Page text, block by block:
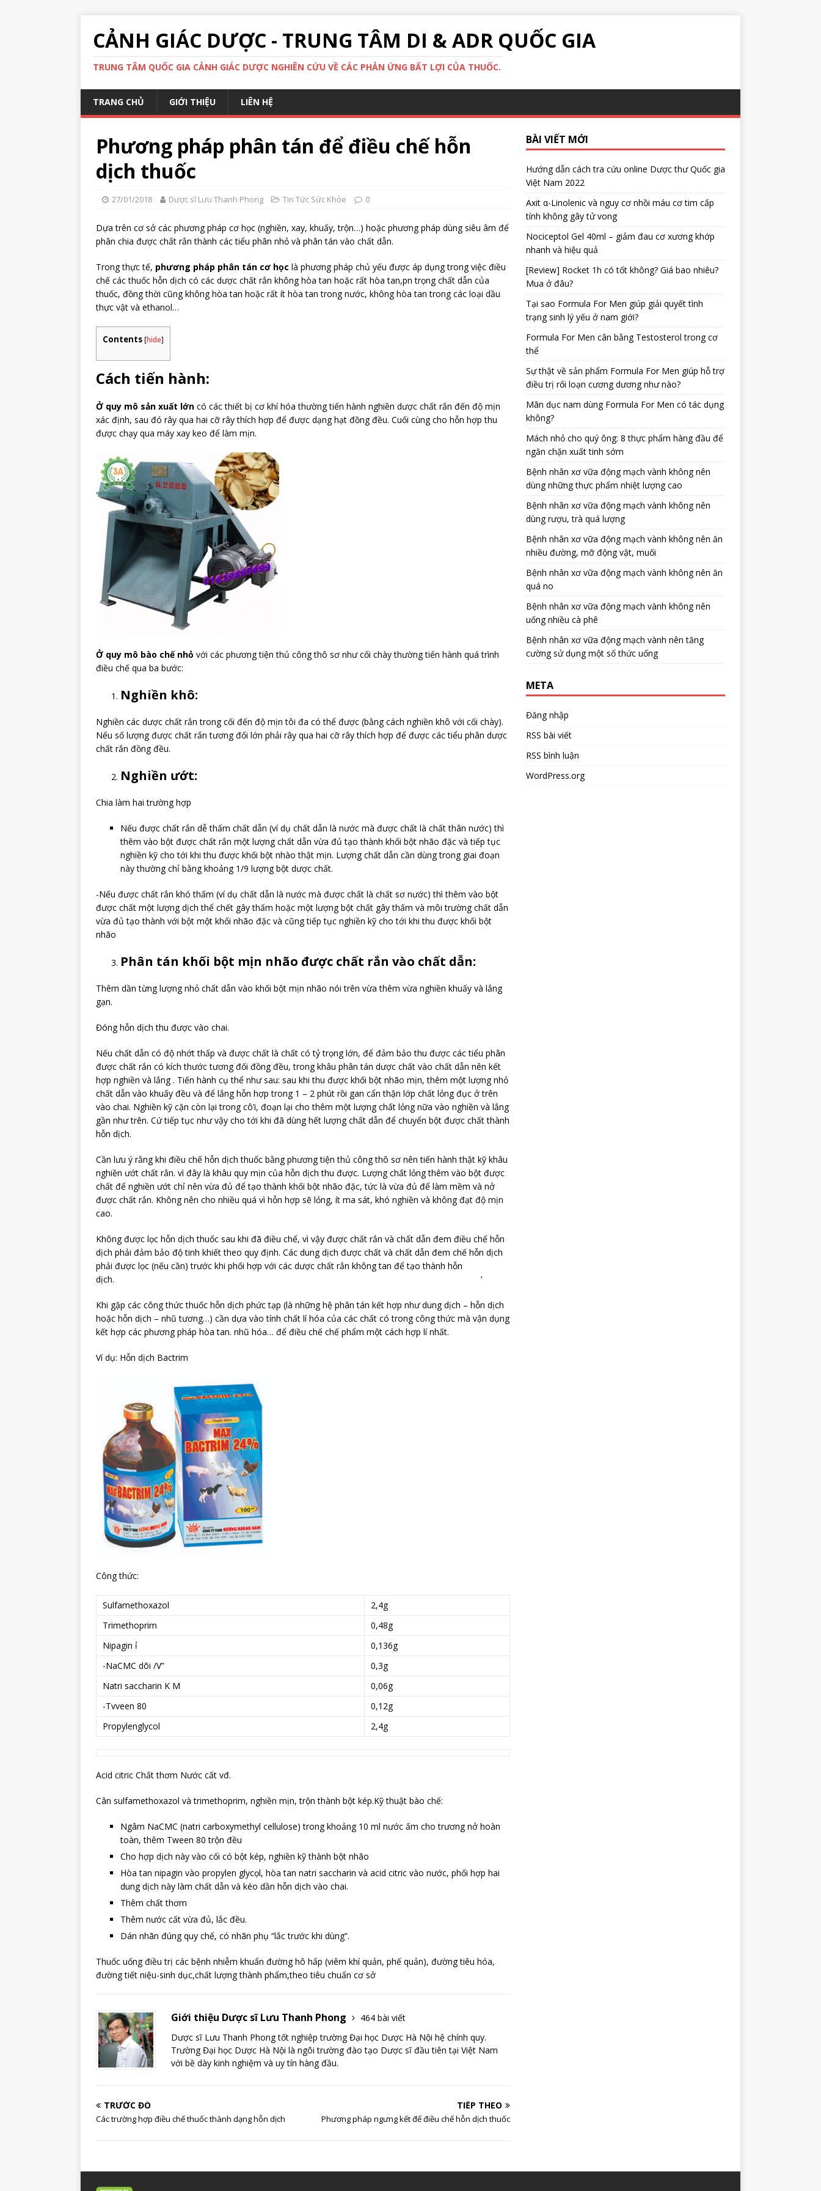
CẢNH GIÁC DƯỢC - TRUNG TÂM DI & ADR QUỐC GIA
TRUNG TÂM QUỐC GIA CẢNH GIÁC DƯỢC NGHIÊN CỨU VỀ CÁC PHẢN ỨNG BẤT LỢI CỦA THUỐC.
TRANG CHỦ GIỚI THIỆU LIÊN HỆ
Phương pháp phân tán để điều chế hỗn
dịch thuốc
27/01/2018 Dược sĩ Lưu Thanh Phong Tin Tức Sức Khỏe 0
Dựa trên cơ sở các phương pháp cơ học (nghiền, xay, khuấy, trộn…) hoặc phương pháp dùng siêu âm để
phân chia được chất rắn thành các tiểu phân nhỏ và phân tán vào chất dẫn.
Trong thực tế, phương pháp phân tán cơ học là phương pháp chủ yếu được áp dụng trong việc điều
chế các thuốc hỗn dịch có các dược chất rắn không hòa tan hoặc rất hòa tan,pn trọng chất dẫn của
thuốc, đồng thời cũng không hòa tan hoặc rất ít hòa tan trong nước, không hòa tan trong các loại dầu
thực vật và ethanol…
Contents [hide]
Cách tiến hành:
Ở quy mô sản xuất lớn có các thiết bị cơ khí hóa thường tiến hành nghiền dược chất rắn đến độ mịn
xác định, sau đó rây qua hai cỡ rây thích hợp để được dạng hạt đồng đều. Cuối cùng cho hỗn hợp thu
được chạy qua máy xay keo để làm mịn.
Ở quy mô bào chế nhỏ với các phương tiện thủ công thô sơ như cối chày thường tiến hành quá trình
điều chế qua ba bước:
Nghiền khô:
Nghiền các dược chất rắn trong cối đến độ mịn tôi đa có thể được (bằng cách nghiền khô với cối chày).
Nếu số lượng được chất rắn tương đối lớn phải rây qua hai cỡ rây thích hợp để được các tiểu phân dược
chất rắn đồng đều.
Nghiền ướt:
Chia làm hai trường hợp
Nếu được chất rắn dễ thấm chất dẫn (ví dụ chất dẫn là nước mà được chất là chất thân nước) thì
thêm vào bột được chất rắn một lượng chất dẫn vừa đủ tạo thành khối bột nhão đặc và tiếp tục
nghiền kỹ cho tới khi thu được khối bột nhào thật mịn. Lượng chất dẫn cần dùng trong giai đoạn
này thường chỉ bằng khoảng 1/9 lượng bột dược chất.
-Nếu được chất rắn khó thấm (ví dụ chất dẫn là nước mà được chất là chất sơ nước) thì thêm vào bột
được chất một lượng dịch thể chết gây thấm hoặc một lượng bột chất gây thấm và môi trường chất dẫn
vừa đủ tạo thành với bột một khối nhão đặc và cũng tiếp tục nghiền kỹ cho tới khi thu được khối bột
nhão
Phân tán khối bột mịn nhão được chất rắn vào chất dẫn:
Thêm dần từng lượng nhỏ chất dẫn vào khối bột mịn nhão nói trên vừa thêm vừa nghiền khuấy và lắng
gạn.
Đóng hỗn dịch thu được vào chai.
Nếu chất dẫn có độ nhớt thấp và được chất là chất có tỷ trọng lớn, để đảm bảo thu được các tiểu phân
được chất rắn có kích thước tương đối đồng đều, trong khâu phân tán dược chất vào chất dẫn nên kết
hợp nghiền và lắng . Tiến hành cụ thể như sau: sau khi thu được khối bột nhão mịn, thêm một lượng nhỏ
chất dẫn vào khuấy đều và để lắng hỗn hợp trong 1 – 2 phút rồi gan cẩn thận lớp chất lỏng đục ở trên
vào chai. Nghiền kỹ cặn còn lại trong cô’i, đoạn lại cho thêm một lượng chất lỏng nữa vào nghiền và lắng
gần như trên. Cứ tiếp tục như vậy cho tới khi đã dùng hết lượng chất dẫn để chuyển bột được chất thành
hỗn dịch.
Cần lưu ý rằng khi điều chế hỗn dịch thuốc bằng phương tiện thủ công thô sơ nên tiến hành thật kỹ khâu
nghiền ướt chất rắn. vì đây là khâu quy mịn của hỗn dịch thu được. Lượng chất lỏng thêm vào bột được
chất để nghiền ướt chỉ nên vừa đủ để tạo thành khối bột nhão đặc, tức là vừa đủ để làm mềm và nở
được chất rắn. Không nên cho nhiều quá vì hỗn hợp sẽ lỏng, ít ma sát, khó nghiền và không đạt độ mịn
cao.
Không được lọc hỗn dịch thuốc sau khi đã điều chế, vì vậy được chất rắn và chất dẫn đem điều chế hỗn
dịch phải đảm bảo độ tinh khiết theo quy định. Các dung dịch được chất và chất dẫn đem chế hỗn dịch
phải được lọc (nếu cần) trước khi phối hợp với các dược chất rắn không tan để tạo thành hỗn
dịch. ’
Khi gặp các công thức thuốc hỗn dịch phức tạp (là những hệ phân tán kết hợp như dung dịch – hỗn dịch
hoặc hỗn dịch – nhũ tương…) cần dựa vào tính chất lí hóa của các chất có trong công thức mà vận dụng
kết hợp các phương pháp hòa tan. nhũ hóa… để điều chế chế phẩm một cách hợp lí nhất.
Ví dụ: Hỗn dịch Bactrim
Công thức:
Sulfamethoxazol
2,4g
Trimethoprim
0,48g
Nipagin ỉ
0,136g
-NaCMC dõi /V”
0,3g
Natri saccharin K M
0,06g
-Tvveen 80
0,12g
Propylenglycol
2,4g
Acid citric Chất thơm Nước cất vđ.
Cân sulfamethoxazol và trimethoprim, nghiền mịn, trộn thành bột kép.Kỹ thuật bào chế:
Ngâm NaCMC (natri carboxymethyl cellulose) trong khoảng 10 ml nước ấm cho trương nở hoàn
toàn, thêm Tween 80 trộn đều
Cho hợp dịch này vào cối có bột kép, nghiền kỹ thành bột nhão
Hòa tan nipagin vào propylen glycọl, hòa tan natri saccharin và acid citric vào nước, phối hợp hai
dung dịch này làm chất dẫn và kéo dần hỗn dịch vào chai.
Thêm chất thơm
Thêm nước cất vừa đủ, lắc đều.
Dán nhãn đúng quy chế, có nhãn phụ “lắc trước khi dùng”.
Thuốc uống điều trị các bệnh nhiễm khuẩn đường hô hấp (viêm khí quản, phế quản), đường tiêu hóa,
đường tiết niệu-sinh dục,chất lượng thành phẩm,theo tiêu chuẩn cơ sở
Giới thiệu Dược sĩ Lưu Thanh Phong
464 bài viết
Dược sĩ Lưu Thanh Phong tốt nghiệp trường Đại học Dược Hà Nội hệ chính quy.
Trường Đại học Dược Hà Nội là ngôi trường đào tạo Dược sĩ đầu tiên tại Việt Nam
với bề dày kinh nghiệm và uy tín hàng đầu.
TRƯỚC ĐÓ
Các trường hợp điều chế thuốc thành dạng hỗn dịch
TIẾP THEO
Phương pháp ngưng kết để điều chế hỗn dịch thuốc
BÀI VIẾT MỚI
Hướng dẫn cách tra cứu online Dược thư Quốc gia
Việt Nam 2022
Axit α-Linolenic và nguy cơ nhồi máu cơ tim cấp
tính không gây tử vong
Nociceptol Gel 40ml – giảm đau cơ xương khớp
nhanh và hiệu quả
[Review] Rocket 1h có tốt không? Giá bao nhiêu?
Mua ở đâu?
Tại sao Formula For Men giúp giải quyết tình
trạng sinh lý yếu ở nam giới?
Formula For Men cân bằng Testosterol trong cơ
thể
Sự thật về sản phẩm Formula For Men giúp hỗ trợ
điều trị rối loạn cương dương như nào?
Mãn dục nam dùng Formula For Men có tác dụng
không?
Mách nhỏ cho quý ông: 8 thực phẩm hàng đầu để
ngăn chặn xuất tinh sớm
Bệnh nhân xơ vữa động mạch vành không nên
dùng những thực phẩm nhiệt lượng cao
Bệnh nhân xơ vữa động mạch vành không nên
dùng rượu, trà quá lượng
Bệnh nhân xơ vữa động mạch vành không nên ăn
nhiều đường, mỡ động vật, muối
Bệnh nhân xơ vữa động mạch vành không nên ăn
quá no
Bệnh nhân xơ vữa động mạch vành không nên
uống nhiều cà phê
Bệnh nhân xơ vữa động mạch vành nên tăng
cường sử dụng một số thức uống
META
Đăng nhập
RSS bài viết
RSS bình luận
WordPress.org